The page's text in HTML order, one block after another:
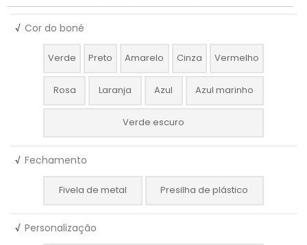
√ Cor do boné
Verde Preto Amarelo Cinza Vermelho
Rosa Laranja Azul Azul marinho
Verde escuro
√ Fechamento
Fivela de metal Presilha de plástico
√ Personalização